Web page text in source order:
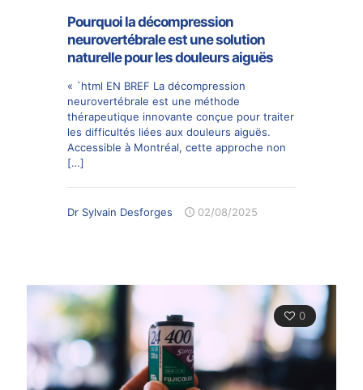
Pourquoi la décompression
neurovertébrale est une solution
naturelle pour les douleurs aiguës
« `html EN BREF La décompression
neurovertébrale est une méthode
thérapeutique innovante conçue pour traiter
les difficultés liées aux douleurs aiguës.
Accessible à Montréal, cette approche non
[…]
Dr Sylvain Desforges 02/08/2025
0